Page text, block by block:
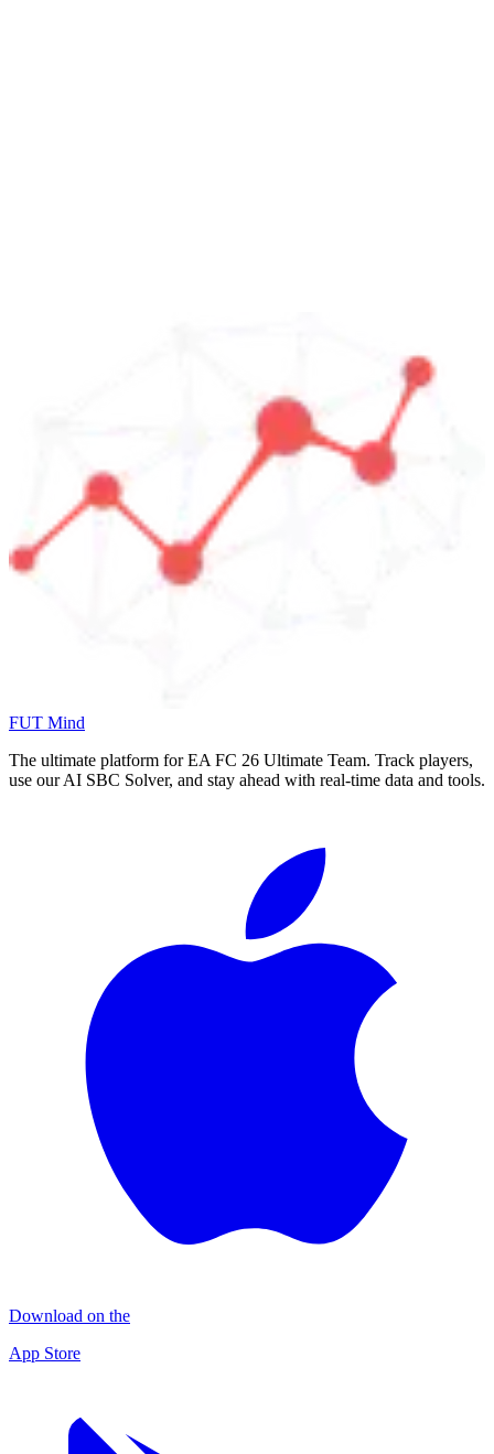
FUT Mind
The ultimate platform for EA FC 26 Ultimate Team. Track players,
use our AI SBC Solver, and stay ahead with real-time data and tools.
Download on the
App Store